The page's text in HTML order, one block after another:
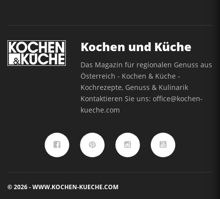
Kochen und Küche
Das Magazin für regionalen Genuss aus
Österreich - Kochen & Küche -
Kochrezepte, Genuss & Kulinarik
Kontaktieren Sie uns:office@kochen-
kueche.com
© 2026 - WWW.KOCHEN-KUECHE.COM